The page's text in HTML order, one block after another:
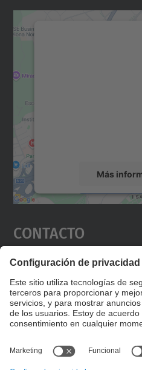
Más
powered by
Contacto
Editad en la página
encontraréis en la raíz de
personalizados de
Formulario de contacto